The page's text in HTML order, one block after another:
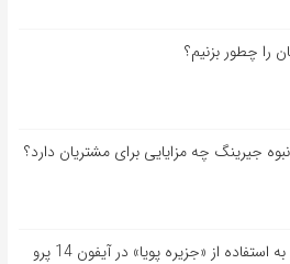
را چطور بزنیم؟
جیرینگ چه مزایایی برای مشتریان دارد؟
اپل ظاهرا در لحظه آخر تصمیم به استفاده از «جزیره پویا» در آیفون 14 پرو